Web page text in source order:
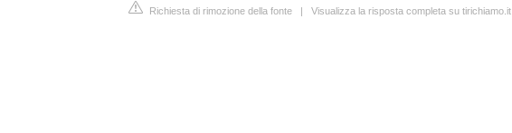
Richiesta di rimozione della fonte | Visualizza la risposta completa su tirichiamo.it